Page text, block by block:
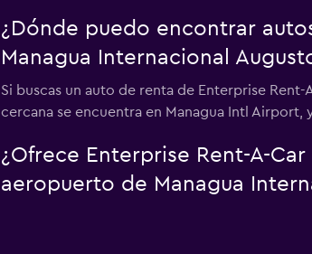
¿Dónde puedo encontrar
Managua Internacional
Si buscas un auto de renta de Enterprise
cercana se encuentra en Managua Intl Airport,
¿Ofrece Enterprise Rent-A-
aeropuerto de Managua